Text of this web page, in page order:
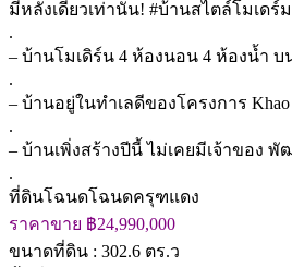
มีหลังเดียวเท่านั่น! #บ้านสไตล์โมเดร์
.
– บ้านโมเดิร์น 4 ห้องนอน 4 ห้องน้ำ
.
– บ้านอยู่ในทำเลดีของโครงการ
.
– บ้านเพิ่งสร้างปีนี้ ไม่เคยมีเจ้าของ พั
.
ที่ดินโฉนดโฉนดครุฑแดง
ราคาขาย ฿24,990,000
ขนาดที่ดิน : 302.6 ตร.ว